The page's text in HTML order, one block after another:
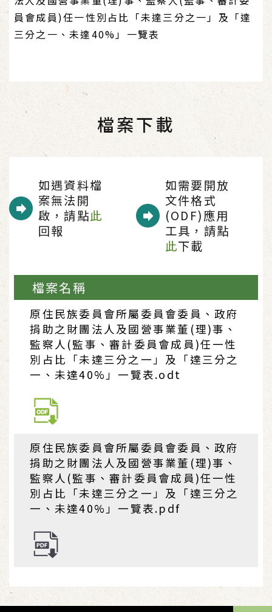
員會成員)任一性別占比「未達三分之一」及「達
三分之一、未達40%」一覽表
檔案下載
如遇資料檔
案無法開
啟，請點此
回報
如需要開放
文件格式
(ODF)應用
工具，請點
此下載
檔案名稱
原住民族委員會所屬委員會委員、政府
捐助之財團法人及國營事業董(理)事、
監察人(監事、審計委員會成員)任一性
別占比「未達三分之一」及「達三分之
一、未達40%」一覽表.odt
原住民族委員會所屬委員會委員、政府
捐助之財團法人及國營事業董(理)事、
監察人(監事、審計委員會成員)任一性
別占比「未達三分之一」及「達三分之
一、未達40%」一覽表.pdf